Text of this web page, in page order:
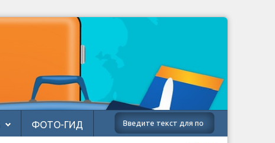
ФОТО-ГИД